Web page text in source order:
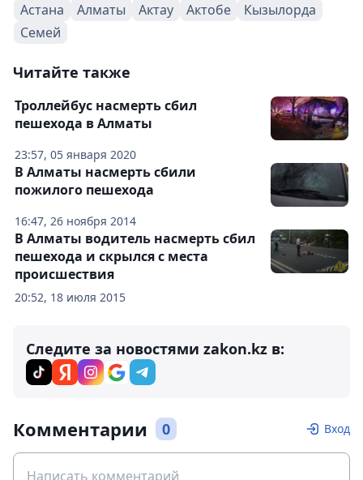
Астана Алматы Актау Актобе
Кызылорда
Семей
Читайте также
23:57, 05 января 2020
Троллейбус насмерть сбил
пешехода в Алматы
16:47, 26 ноября 2014
В Алматы насмерть сбили
пожилого пешехода
20:52, 18 июля 2015
В Алматы водитель насмерть сбил
пешехода и скрылся с места
происшествия
Следите за новостями zakon.kz в:
Комментарии 0 Вход